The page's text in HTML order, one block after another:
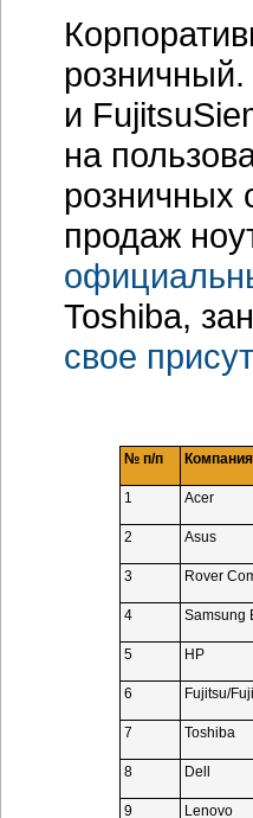
розничный.
и
на
розничных
продаж
Toshiba,
свое
№ п/п Компания
1 Acer
2 Asus
3 Rover
4 Samsung
5 HP
6 Fujitsu/
7 Toshiba
8 Dell
9 Lenovo